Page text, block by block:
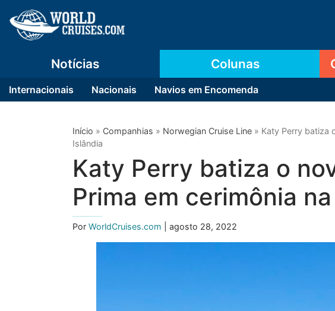
Notícias
Internacionais Nacionais Navios em Encomenda
Colunas
Início » Companhias » Norwegian Cruise Line » Katy Perry batiza
Islândia
Katy Perry batiza o
Prima em cerimônia
Por WorldCruises.com | agosto 28, 2022